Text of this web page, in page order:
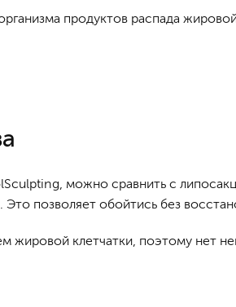
продуктов распада
можно сравнить с
позволяет обойтись без
жировой клетчатки, поэтому нет